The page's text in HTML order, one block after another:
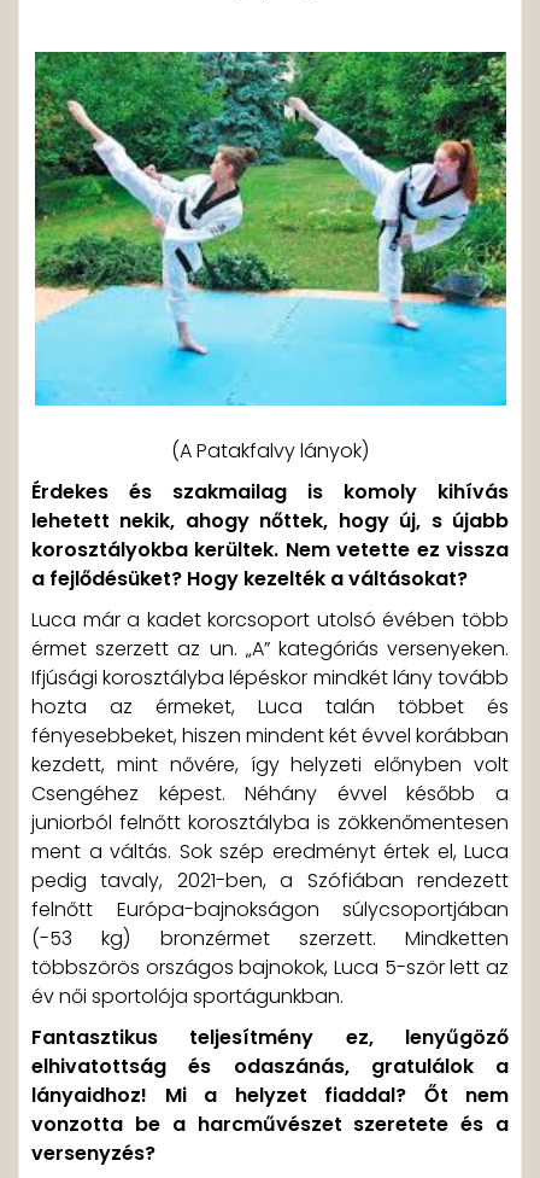
(A Patakfalvy lányok)
Érdekes és szakmailag is komoly kihívás
lehetett nekik, ahogy nőttek, hogy új, s újabb
korosztályokba kerültek. Nem vetette ez vissza
a fejlődésüket? Hogy kezelték a váltásokat?
Luca már a kadet korcsoport utolsó évében több
érmet szerzett az un. „A” kategóriás versenyeken.
Ifjúsági korosztályba lépéskor mindkét lány tovább
hozta az érmeket, Luca talán többet és
fényesebbeket, hiszen mindent két évvel korábban
kezdett, mint nővére, így helyzeti előnyben volt
Csengéhez képest. Néhány évvel később a
juniorból felnőtt korosztályba is zökkenőmentesen
ment a váltás. Sok szép eredményt értek el, Luca
pedig tavaly, 2021-ben, a Szófiában rendezett
felnőtt Európa-bajnokságon súlycsoportjában
(-53 kg) bronzérmet szerzett. Mindketten
többszörös országos bajnokok, Luca 5-ször lett az
év női sportolója sportágunkban.
Fantasztikus teljesítmény ez, lenyűgöző
elhivatottság és odaszánás, gratulálok a
lányaidhoz! Mi a helyzet fiaddal? Őt nem
vonzotta be a harcművészet szeretete és a
versenyzés?